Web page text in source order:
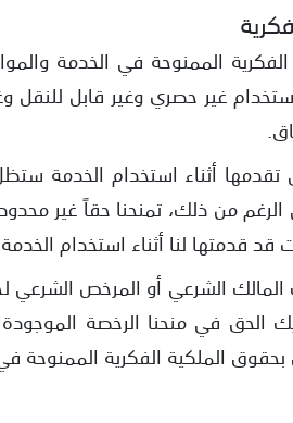
غير حصري وغير قابل للنقل
تقدمها أثناء استخدام
من ذلك، تمنحنا حقاً غير
قدمتها لنا أثناء استخدام
الشرعي أو المرخص الشرعي
الحق في منحنا الرخصة
بحقوق الملكية الفكرية